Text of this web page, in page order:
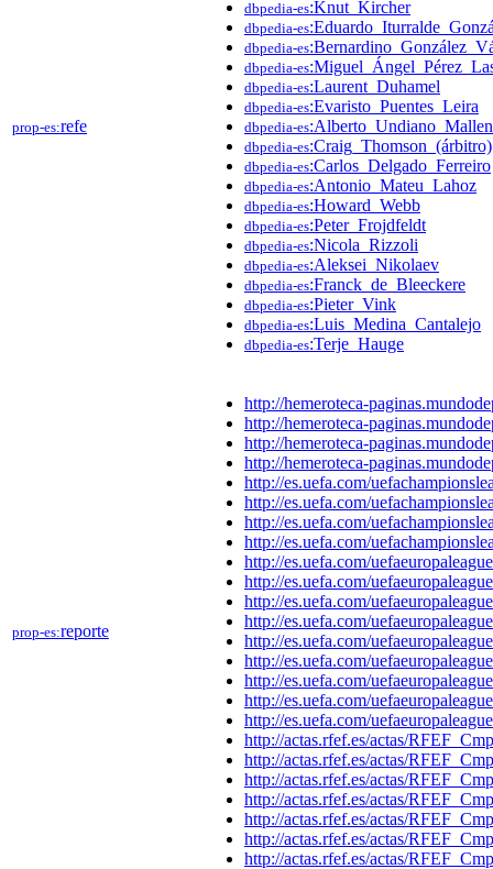
prop-es:refe
dbpedia-es:Knut_Kircher
dbpedia-es
dbpedia-es
dbpedia-es
dbpedia-es:Laurent_Duhamel
dbpedia-es:Evaristo_Puentes_Leira
dbpedia-es
dbpedia-es:Craig_Thomson_(árbitro)
dbpedia-es:Carlos_Delgado_Ferreiro
dbpedia-es:Antonio_Mateu_Lahoz
dbpedia-es:Howard_Webb
dbpedia-es:Peter_Frojdfeldt
dbpedia-es:Nicola_Rizzoli
dbpedia-es:Aleksei_Nikolaev
dbpedia-es:Franck_de_Bleeckere
dbpedia-es:Pieter_Vink
dbpedia-es:Luis_Medina_Cantalejo
dbpedia-es:Terje_Hauge
prop-es:reporte
http://hemeroteca-
http://hemeroteca-
http://hemeroteca-
http://hemeroteca-
http://es.uefa.com/
http://es.uefa.com/
http://es.uefa.com/
http://es.uefa.com/
http://es.uefa.com/
http://es.uefa.com/
http://es.uefa.com/
http://es.uefa.com/
http://es.uefa.com/
http://es.uefa.com/
http://es.uefa.com/
http://es.uefa.com/
http://es.uefa.com/
http://actas.rfef.es/actas/
http://actas.rfef.es/actas/
http://actas.rfef.es/actas/
http://actas.rfef.es/actas/
http://actas.rfef.es/actas/
http://actas.rfef.es/actas/
http://actas.rfef.es/actas/